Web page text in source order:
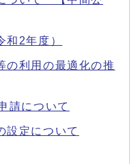
和2年度）
の利用の最適化の推
請について
設定について